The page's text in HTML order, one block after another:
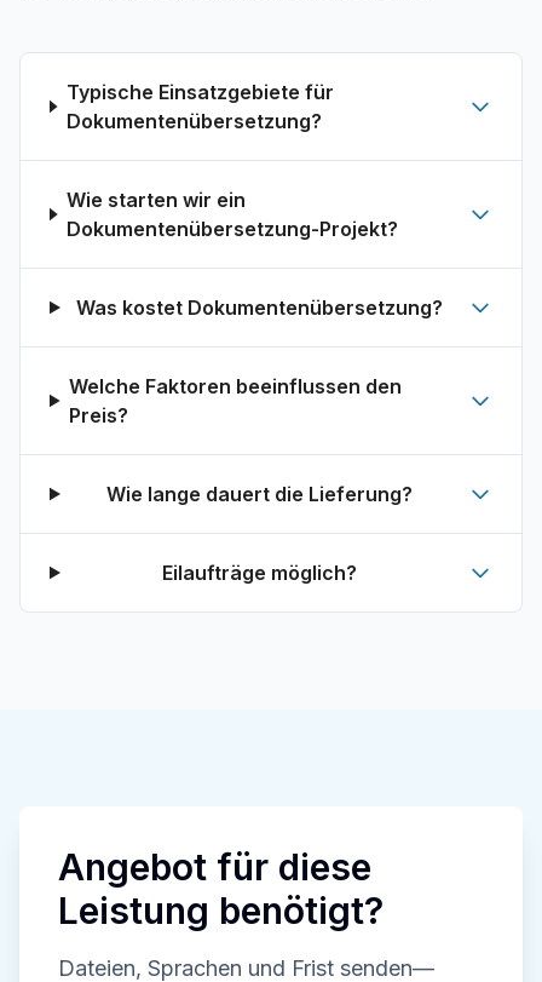
Typische Einsatzgebiete für
Dokumentenübersetzung?
Wie starten wir ein
Dokumentenübersetzung-Projekt?
Was kostet Dokumentenübersetzung?
Welche Faktoren beeinflussen den
Preis?
Wie lange dauert die Lieferung?
Eilaufträge möglich?
Angebot für diese
Leistung benötigt?
Dateien, Sprachen und Frist senden—